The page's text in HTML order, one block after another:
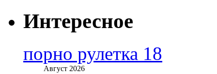
Интересное
порно рулетка 18
Август 2026